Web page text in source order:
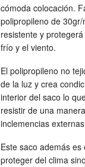
cómoda colocación.
polipropileno de
resistente y
frío y el viento.
El polipropileno no
de la luz y crea
interior del saco lo
resistir de una
inclemencias
Este saco además
proteger del clima